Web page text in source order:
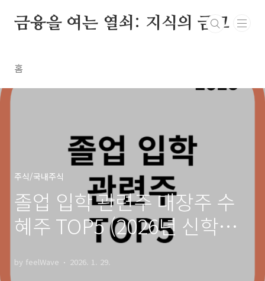
금융을 여는 열쇠: 지식의 금고
홈
주식/국내주식
졸업 입학 관련주 대장주 수
혜주 TOP5 (2026년 신학기
테마주 총정리)
by feelWave 2026. 1. 29.